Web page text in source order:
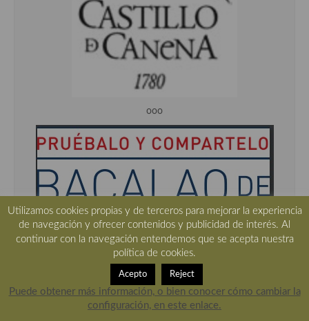
ooo
ooo
Utilizamos cookies propias y de terceros para mejorar la experiencia
de navegación y ofrecer contenidos y publicidad de interés. Al
continuar con la navegación entendemos que se acepta nuestra
política de cookies.
Acepto Reject
Puede obtener más información, o bien conocer cómo cambiar la
configuración, en este enlace.